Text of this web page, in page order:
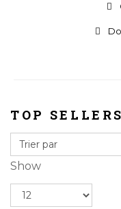
TOP SELLERS
Show